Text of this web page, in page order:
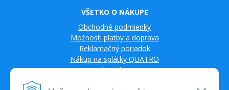
VŠETKO O NÁKUPE
Obchodné podmienky
Možnosti platby a doprava
Reklamačný poriadok
Nákup na splátky QUATRO
Kontakty